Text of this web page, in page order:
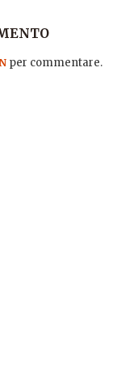
per commentare.